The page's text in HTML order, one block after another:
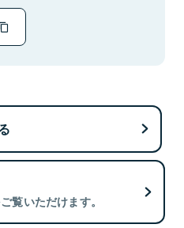
覧いただけます。